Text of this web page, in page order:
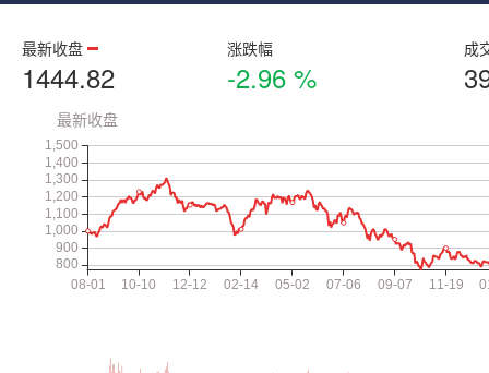
最新收盘
1444.82
涨跌幅
-2.96 %
成